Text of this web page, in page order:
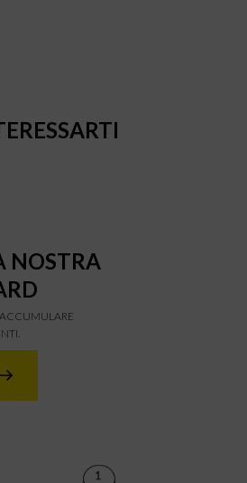
NOSTRA
ACCUMULARE